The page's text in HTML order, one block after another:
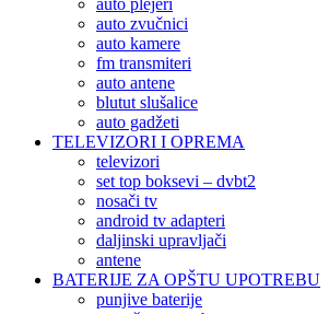
auto plejeri
auto zvučnici
auto kamere
fm transmiteri
auto antene
blutut slušalice
auto gadžeti
TELEVIZORI I OPREMA
televizori
set top boksevi – dvbt2
nosači tv
android tv adapteri
daljinski upravljači
antene
BATERIJE ZA OPŠTU UPOTREBU
punjive baterije